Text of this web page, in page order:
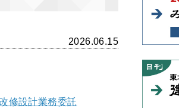
2026.06.15
修設計業務委託